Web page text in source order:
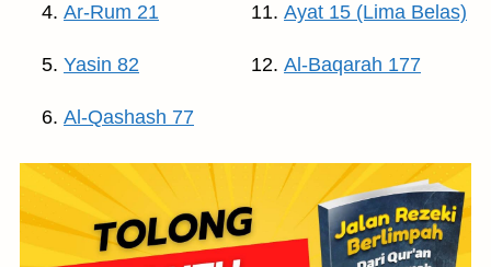
Ar-Rum 21
Yasin 82
Al-Qashash 77
Ayat 15 (Lima Belas)
Al-Baqarah 177